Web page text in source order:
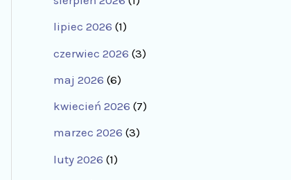
lipiec 2026 (1)
czerwiec 2026 (3)
maj 2026 (6)
kwiecień 2026 (7)
marzec 2026 (3)
luty 2026 (1)